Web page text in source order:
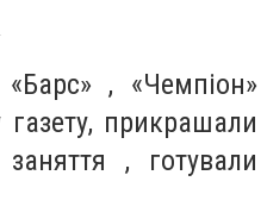
, «Чемпіон»
прикрашали
, готували